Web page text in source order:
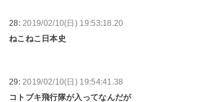
28: 2019/02/10(日) 19:53:18.20
ねこねこ日本史
29: 2019/02/10(日) 19:54:41.38
コトブキ飛行隊が入ってなんだが